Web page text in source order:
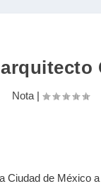
Nota|
Ciudad de México